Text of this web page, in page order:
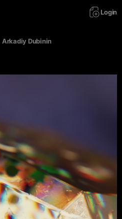
Login
Arkadiy Dubinin